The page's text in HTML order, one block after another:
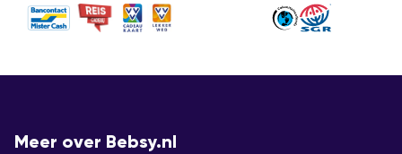
Meer over Bebsy.nl